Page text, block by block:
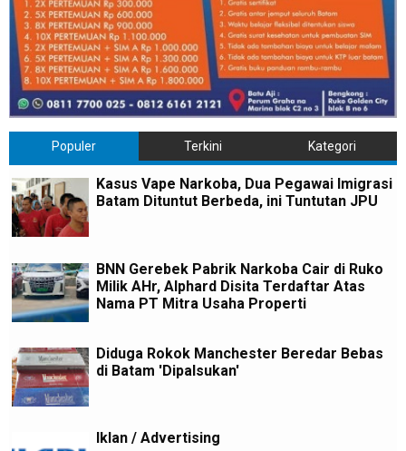
Populer Terkini Kategori
Kasus Vape Narkoba, Dua Pegawai Imigrasi
Batam Dituntut Berbeda, ini Tuntutan JPU
BNN Gerebek Pabrik Narkoba Cair di Ruko
Milik AHr, Alphard Disita Terdaftar Atas
Nama PT Mitra Usaha Properti
Diduga Rokok Manchester Beredar Bebas
di Batam 'Dipalsukan'
Iklan / Advertising